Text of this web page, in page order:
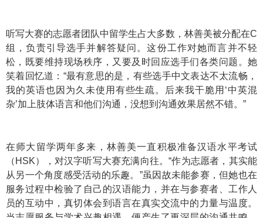
听写大赛的志愿者团队中留学生占大多数，林善美被分配在C
组，负责引导选手并解答疑问。这份工作对她而言并不轻
松，既要维持现场秩序，又要及时回应选手们各类问题。她
笑着回忆道：“最有意思的是，有些选手中文表达不太流畅，
我的英语也因为久未使用有些生疏。后来我干脆用‘中英混
杂’加上肢体语言和他们沟通，没想到沟通效果居然不错。”
在师大留学两年多来，林善美一直积极准备汉语水平考试
（HSK），对汉字听写大赛充满向往。“作为志愿者，其实能
从另一个角度感受活动的乐趣。”虽因故未能参赛，但她也在
服务过程中检验了自己的汉语能力，并在与参赛者、工作人
员的互动中，真切体会到语言在真实交流中的力量与温度。